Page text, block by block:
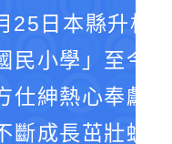
25日本縣升格
民小學」至今
仕紳熱心奉獻
斷成長茁壯蛻